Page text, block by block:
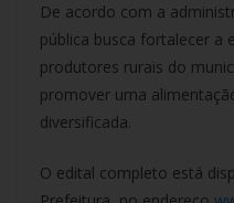
De acordo com a
pública busca fortalecer a
produtores rurais do
promover uma
diversificada.
O edital completo está